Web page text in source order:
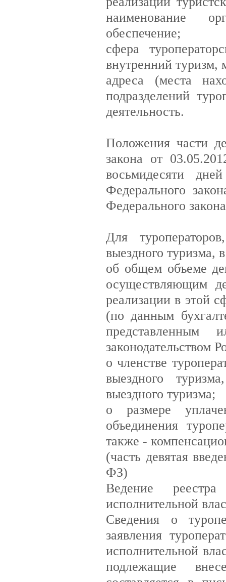
наименование
обеспечение;
сфера
внутренний туризм,
адреса (места
подразделений
деятельность.
Положения части
закона от
восьмидесяти
Федерального
Федерального
Для
выездного туризма,
об общем объеме
осуществляющим
реализации в этой
(по данным
представленным
законодательством
о членстве
выездного
выездного туризма;
о размере
объединения
также -
(часть девятая
ФЗ)
Ведение
исполнительной
Сведения о
заявления
исполнительной
подлежащие